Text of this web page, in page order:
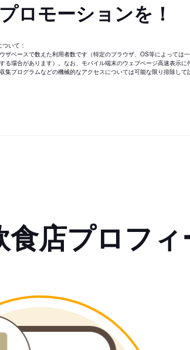
ロモーションを！
いて：
ザベースで数えた利用者数です（特定のブラウザ、OS等によっては
る場合があります）。なお、モバイル端末のウェブページ高速表示に
集プログラムなどの機械的なアクセスについては可能な限り排除して
食店プロフィ